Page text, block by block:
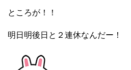
ところが！！
明日明後日と２連休なんだー！